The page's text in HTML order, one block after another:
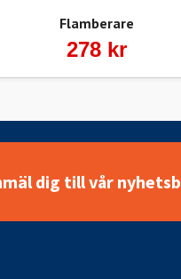
Flamberare
278 kr
dig till vår